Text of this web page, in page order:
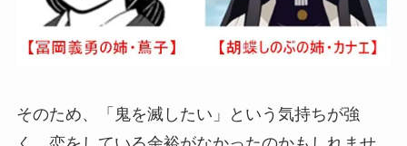
そのため、「鬼を滅したい」という気持ちが強